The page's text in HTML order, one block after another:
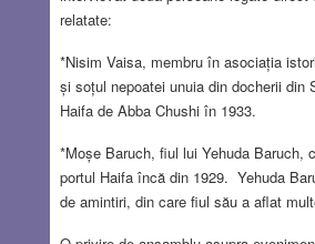
relatate:
*Nisim Vaisa, membru în asociația
și soțul nepoatei unuia din docherii din
Haifa de Abba Chushi în 1933.
*Moșe Baruch, fiul lui Yehuda Baruch,
portul Haifa încă din 1929. Yehuda
de amintiri, din care fiul său a aflat